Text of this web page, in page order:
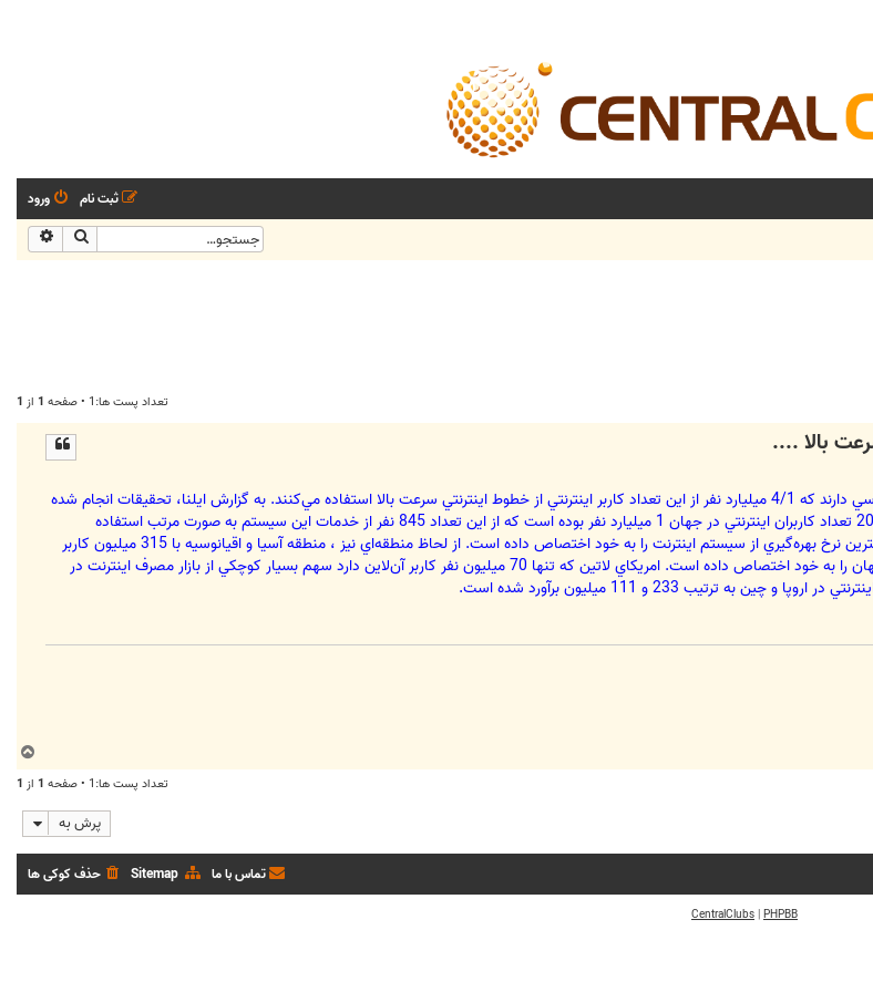
ورود
ثبت نام
جستجو
تعداد پست ها:1 • صفحه 1 از 1
بالا ....
بيش از 1 ميليارد نفر در سراسر جهان به فناوري اينترنت دسترسي دارند كه 4/1 ميليارد نفر از اين تعداد كاربر اينترنتي از خطوط اينترنتي سرعت بالا استفاده مي‌‏كنند. به گزارش ايلنا، تحقيقات انجام شده
از سوي شركت EMARKETER نشان مي‌‏دهد تا اواخر سال 2005 تعداد كاربران اينترنتي در جهان 1 ميليارد نفر بوده است كه از اين تعداد 845 نفر از خدمات اين سيستم به صورت مرتب استفاده
مي‌‏كنند. براساس اين گزارش ، آمريكا با داشتن 175 كاربر بيشترين نرخ بهره‌‏گيري از سيستم اينترنت را به خود اختصاص داده است. از لحاظ منطقه‌‏اي نيز ، منطقه آسيا و اقيانوسيه با 315 ميليون كاربر
اينترنتي 40 درصد از كل سهام استفاده‌‏كنندگان اين فناوري جهان را به خود اختصاص داده است. امريكاي لاتين كه تنها 70 ميليون نفر كاربر آن‌‏لاين دارد سهم بسيار كوچكي از بازار مصرف اينترنت در
ترتيب 233 و 111 ميليون برآورد شده است.
ا
تعداد پست ها:1 • صفحه 1 از 1
پرش به
حذف کوکی ها Sitemap تماس با ما
PHPBB
|
CentralClubs